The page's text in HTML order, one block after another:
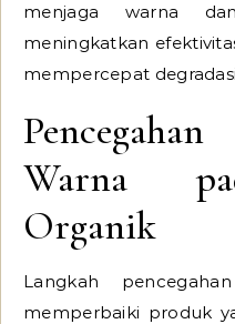
menjaga warna
meningkatkan
mempercepat
Warna
Organik
Langkah
memperbaiki produk